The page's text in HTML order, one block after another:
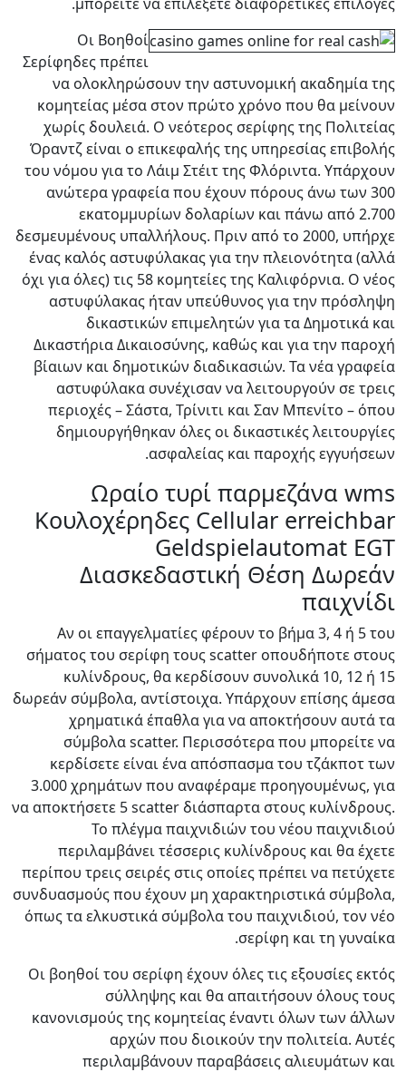
Οι Βοηθοί
Σερίφηδες πρέπει
να ολοκληρώσουν την αστυνομική ακαδημία της
κομητείας μέσα στον πρώτο χρόνο που θα μείνουν
χωρίς δουλειά. Ο νεότερος σερίφης της Πολιτείας
Όραντζ είναι ο επικεφαλής της υπηρεσίας επιβολής
του νόμου για το Λάιμ Στέιτ της Φλόριντα. Υπάρχουν
ανώτερα γραφεία που έχουν πόρους άνω των 300
εκατομμυρίων δολαρίων και πάνω από 2.700
δεσμευμένους υπαλλήλους. Πριν από το 2000, υπήρχε
ένας καλός αστυφύλακας για την πλειονότητα (αλλά
όχι για όλες) τις 58 κομητείες της Καλιφόρνια. Ο νέος
αστυφύλακας ήταν υπεύθυνος για την πρόσληψη
δικαστικών επιμελητών για τα Δημοτικά και
Δικαστήρια Δικαιοσύνης, καθώς και για την παροχή
βίαιων και δημοτικών διαδικασιών. Τα νέα γραφεία
αστυφύλακα συνέχισαν να λειτουργούν σε τρεις
περιοχές – Σάστα, Τρίνιτι και Σαν Μπενίτο – όπου
δημιουργήθηκαν όλες οι δικαστικές λειτουργίες
ασφαλείας και παροχής εγγυήσεων.
Ωραίο τυρί παρμεζάνα wms
Κουλοχέρηδες Cellular erreichbar
Geldspielautomat EGT
Διασκεδαστική Θέση Δωρεάν
παιχνίδι
Αν οι επαγγελματίες φέρουν το βήμα 3, 4 ή 5 του
σήματος του σερίφη τους scatter οπουδήποτε στους
κυλίνδρους, θα κερδίσουν συνολικά 10, 12 ή 15
δωρεάν σύμβολα, αντίστοιχα. Υπάρχουν επίσης άμεσα
χρηματικά έπαθλα για να αποκτήσουν αυτά τα
σύμβολα scatter. Περισσότερα που μπορείτε να
κερδίσετε είναι ένα απόσπασμα του τζάκποτ των
3.000 χρημάτων που αναφέραμε προηγουμένως, για
να αποκτήσετε 5 scatter διάσπαρτα στους κυλίνδρους.
Το πλέγμα παιχνιδιών του νέου παιχνιδιού
περιλαμβάνει τέσσερις κυλίνδρους και θα έχετε
περίπου τρεις σειρές στις οποίες πρέπει να πετύχετε
συνδυασμούς που έχουν μη χαρακτηριστικά σύμβολα,
όπως τα ελκυστικά σύμβολα του παιχνιδιού, τον νέο
σερίφη και τη γυναίκα.
Οι βοηθοί του σερίφη έχουν όλες τις εξουσίες εκτός
σύλληψης και θα απαιτήσουν όλους τους
κανονισμούς της κομητείας έναντι όλων των άλλων
αρχών που διοικούν την πολιτεία. Αυτές
περιλαμβάνουν παραβάσεις αλιευμάτων και